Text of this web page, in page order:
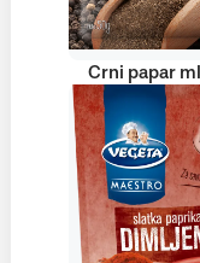
Crni papar